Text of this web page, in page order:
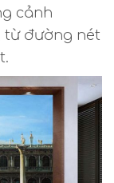
cảnh
từ đường nét